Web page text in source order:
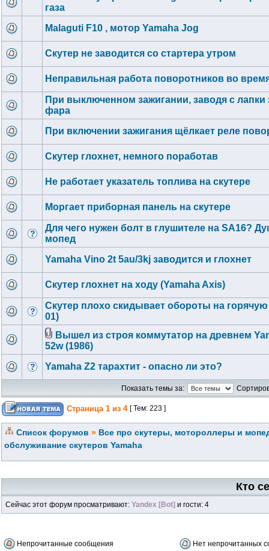
газа
Malaguti F10 , мотор Yamaha Jog
Скутер не заводится со стартера утром
Неправильная работа поворотников во
При выключенном зажигании, заводя с лапки
фара
При включении зажигания щёлкает реле
Скутер глохнет, немного поработав
Не работает указатель топлива на скутере
Моргает приборная панель на скутере
Для чего нужен болт в глушителе на SA16?
мопед
Yamaha Vino 2t 5au/3kj заводится и глохнет
Скутер глохнет на ходу (Yamaha Axis)
Скутер плохо скидывает обороты на
01)
Вышел из строя коммутатор на древнем
52w (1986)
Yamaha Z2 тарахтит - опасно ли это?
Показать темы за:
Страница 1 из 4 [ Тем: 223 ]
Список форумов » Все про скутеры, мотороллеры и
обслуживание скутеров Yamaha
Кто
Сейчас этот форум просматривают: Yandex [Bot] и гости: 4
Непрочитанные сообщения Нет непрочитанных